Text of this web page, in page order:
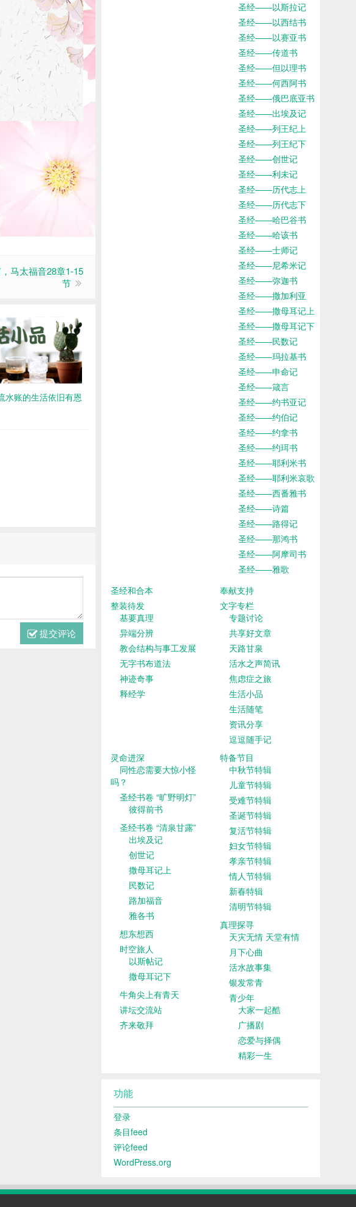
马太福音28章1-15
节
水账的生活依旧有恩
提交评论
圣经——以斯拉记
圣经——以西结书
圣经——以赛亚书
圣经——传道书
圣经——但以理书
圣经——何西阿书
圣经——俄巴底亚书
圣经——出埃及记
圣经——列王纪上
圣经——列王纪下
圣经——创世记
圣经——利未记
圣经——历代志上
圣经——历代志下
圣经——哈巴谷书
圣经——哈该书
圣经——士师记
圣经——尼希米记
圣经——弥迦书
圣经——撒加利亚
圣经——撒母耳记上
圣经——撒母耳记下
圣经——民数记
圣经——玛拉基书
圣经——申命记
圣经——箴言
圣经——约书亚记
圣经——约伯记
圣经——约拿书
圣经——约珥书
圣经——耶利米书
圣经——耶利米哀歌
圣经——西番雅书
圣经——诗篇
圣经——路得记
圣经——那鸿书
圣经——阿摩司书
圣经——雅歌
圣经和合本
奉献支持
整装待发
基要真理
异端分辨
教会结构与事工发展
无字书布道法
神迹奇事
释经学
文字专栏
专题讨论
共享好文章
天路甘泉
活水之声简讯
焦虑症之旅
生活小品
生活随笔
资讯分享
逗逗随手记
灵命进深
同性恋需要大惊小怪
吗？
圣经书卷 “旷野明灯”
彼得前书
圣经书卷 “清泉甘露”
出埃及记
创世记
撒母耳记上
民数记
路加福音
雅各书
想东想西
时空旅人
以斯帖记
撒母耳记下
牛角尖上有青天
讲坛交流站
齐来敬拜
特备节目
中秋节特辑
儿童节特辑
受难节特辑
圣诞节特辑
复活节特辑
妇女节特辑
孝亲节特辑
情人节特辑
新春特辑
清明节特辑
真理探寻
天灾无情 天堂有情
月下心曲
活水故事集
银发常青
青少年
大家一起酷
广播剧
恋爱与择偶
精彩一生
功能
登录
条目feed
评论feed
WordPress.org